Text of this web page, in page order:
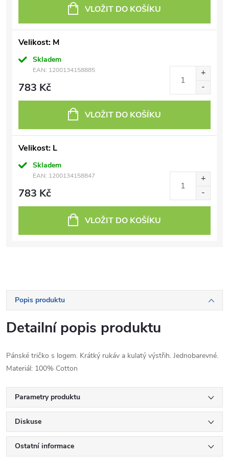
VLOŽIT DO KOŠÍKU
Velikost: M
Skladem
EAN: 1200134158885
783 Kč
VLOŽIT DO KOŠÍKU
Velikost: L
Skladem
EAN: 1200134158847
783 Kč
VLOŽIT DO KOŠÍKU
Popis produktu
Detailní popis produktu
Pánské tričko s logem. Krátký rukáv a kulatý výstřih. Jednobarevné.
Materiál: 100% Cotton
Parametry produktu
Diskuse
Ostatní informace